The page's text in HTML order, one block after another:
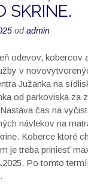
SKRINE.
odadmin
odevov, kobercov
v
Južanka na
od parkoviska za
čas na
návlekov na
Koberce ktoré
je treba priniesť
Po tomto